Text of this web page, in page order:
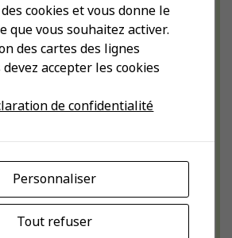
cookies et vous donne le
que vous souhaitez activer.
des cartes des lignes
accepter les cookies
de confidentialité
Personnaliser
Tout refuser